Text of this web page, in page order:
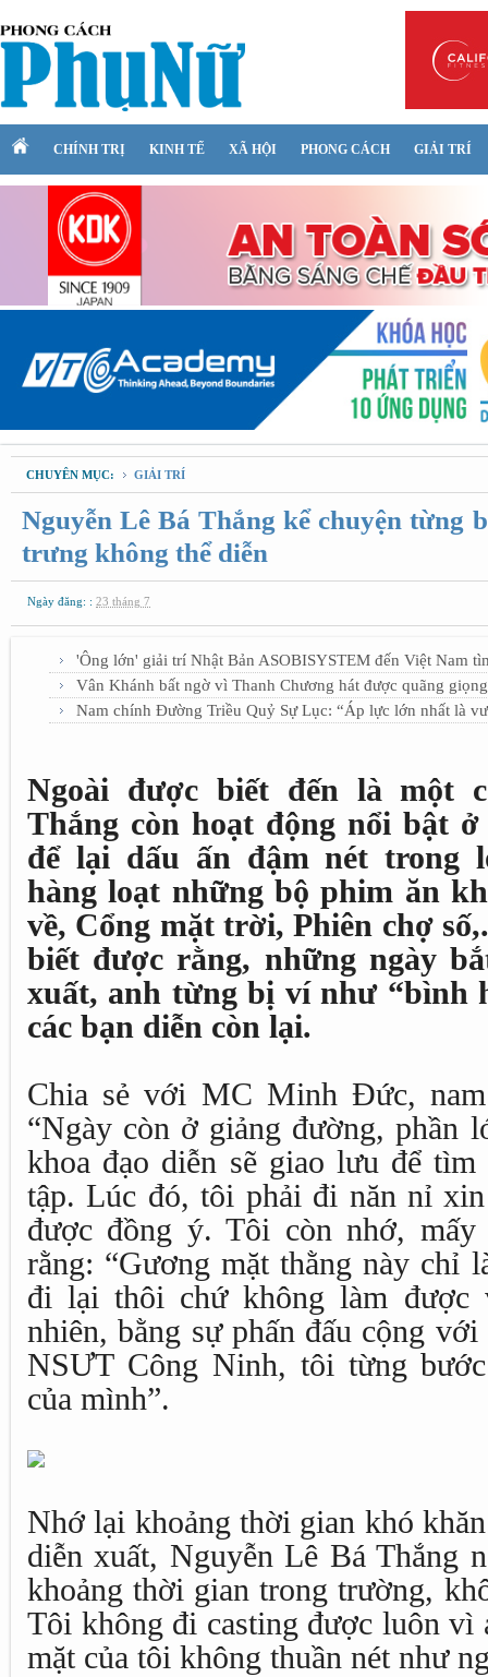
CHÍNH TRỊ KINH TẾ XÃ HỘI PHONG CÁCH GIẢI TRÍ
CHUYÊN MỤC: GIẢI TRÍ
Nguyễn Lê Bá Thắng kể chuyện từng
trưng không thể diễn
Ngày đăng: : 23 tháng 7
'Ông lớn' giải trí Nhật Bản ASOBISYSTEM đến Việt Nam
Vân Khánh bất ngờ vì Thanh Chương hát được quãng
Nam chính Đường Triều Quỷ Sự Lục: “Áp lực lớn nhất là
Ngoài được biết đến là một
Thắng còn hoạt động nổi bật
để lại dấu ấn đậm nét trong
hàng loạt những bộ phim ăn
về, Cổng mặt trời, Phiên chợ
biết được rằng, những ngày
xuất, anh từng bị ví như “bình
các bạn diễn còn lại.
Chia sẻ với MC Minh Đức,
“Ngày còn ở giảng đường, phần
khoa đạo diễn sẽ giao lưu để
tập. Lúc đó, tôi phải đi năn nỉ
được đồng ý. Tôi còn nhớ,
rằng: “Gương mặt thằng này chỉ
đi lại thôi chứ không làm được
nhiên, bằng sự phấn đấu cộng
NSƯT Công Ninh, tôi từng
của mình”.
Nhớ lại khoảng thời gian khó
diễn xuất, Nguyễn Lê Bá Thắng
khoảng thời gian trong trường,
Tôi không đi casting được luôn vì
mặt của tôi không thuần nét như